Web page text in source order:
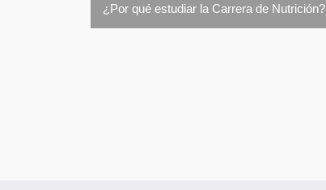
¿Por qué estudiar la Carrera de Nutrición?